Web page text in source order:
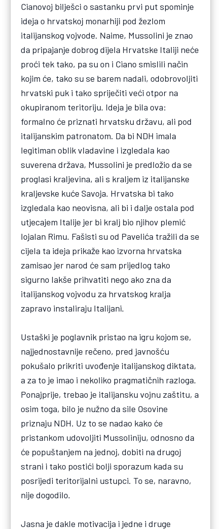
Cianovoj bilješci o sastanku prvi put spominje
ideja o hrvatskoj monarhiji pod žezlom
italijanskog vojvode. Naime, Mussolini je znao
da pripajanje dobrog dijela Hrvatske Italiji neće
proći tek tako, pa su on i Ciano smislili način
kojim će, tako su se barem nadali, odobrovoljiti
hrvatski puk i tako spriječiti veći otpor na
okupiranom teritoriju. Ideja je bila ova:
formalno će priznati hrvatsku državu, ali pod
italijanskim patronatom. Da bi NDH imala
legitiman oblik vladavine i izgledala kao
suverena država, Mussolini je predložio da se
proglasi kraljevina, ali s kraljem iz italijanske
kraljevske kuće Savoja. Hrvatska bi tako
izgledala kao neovisna, ali bi i dalje ostala pod
utjecajem Italije jer bi kralj bio njihov plemić
lojalan Rimu. Fašisti su od Pavelića tražili da se
cijela ta ideja prikaže kao izvorna hrvatska
zamisao jer narod će sam prijedlog tako
sigurno lakše prihvatiti nego ako zna da
italijanskog vojvodu za hrvatskog kralja
zapravo instaliraju Italijani.
Ustaški je poglavnik pristao na igru kojom se,
najjednostavnije rečeno, pred javnošću
pokušalo prikriti uvođenje italijanskog diktata,
a za to je imao i nekoliko pragmatičnih razloga.
Ponajprije, trebao je italijansku vojnu zaštitu, a
osim toga, bilo je nužno da sile Osovine
priznaju NDH. Uz to se nadao kako će
pristankom udovoljiti Mussoliniju, odnosno da
će popuštanjem na jednoj, dobiti na drugoj
strani i tako postići bolji sporazum kada su
posrijedi teritorijalni ustupci. To se, naravno,
nije dogodilo.
Jasna je dakle motivacija i jedne i druge